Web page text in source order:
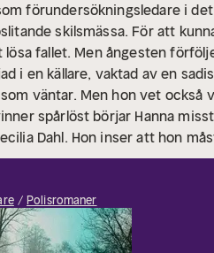
förundersökningsledare i
skilsmässa. För att
lösa fallet. Men ångesten
i en källare, vaktad av en
väntar. Men hon vet också
spårlöst börjar Hanna
Dahl. Hon inser att hon
deckare som
som’ jagar en spännande
som lyfter boken.”
barn. Hon är utbildad
Polisromaner